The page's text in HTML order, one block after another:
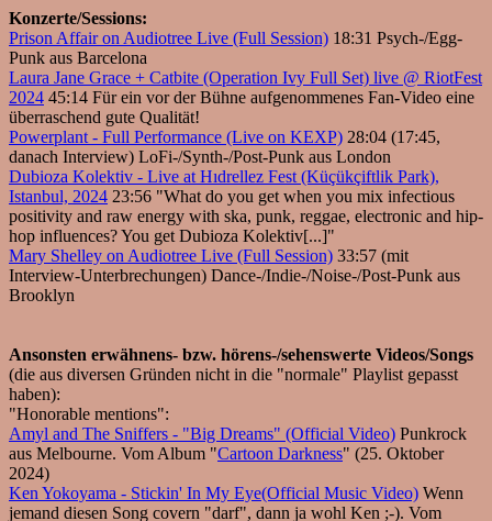
Konzerte/Sessions:
Prison Affair on Audiotree Live (Full Session) 18:31 Psych-/Egg-
Punk aus Barcelona
Laura Jane Grace + Catbite (Operation Ivy Full Set) live @ RiotFest
2024 45:14 Für ein vor der Bühne aufgenommenes Fan-Video eine
überraschend gute Qualität!
Powerplant - Full Performance (Live on KEXP) 28:04 (17:45,
danach Interview) LoFi-/Synth-/Post-Punk aus London
Dubioza Kolektiv - Live at Hıdrellez Fest (Küçükçiftlik Park),
Istanbul, 2024 23:56 "What do you get when you mix infectious
positivity and raw energy with ska, punk, reggae, electronic and hip-
hop influences? You get Dubioza Kolektiv[...]"
Mary Shelley on Audiotree Live (Full Session) 33:57 (mit
Interview-Unterbrechungen) Dance-/Indie-/Noise-/Post-Punk aus
Brooklyn
Ansonsten erwähnens- bzw. hörens-/sehenswerte Videos/Songs
(die aus diversen Gründen nicht in die "normale" Playlist gepasst
haben):
"Honorable mentions":
Amyl and The Sniffers - "Big Dreams" (Official Video) Punkrock
aus Melbourne. Vom Album "Cartoon Darkness" (25. Oktober
2024)
Ken Yokoyama - Stickin' In My Eye(Official Music Video) Wenn
jemand diesen Song covern "darf", dann ja wohl Ken ;-). Vom